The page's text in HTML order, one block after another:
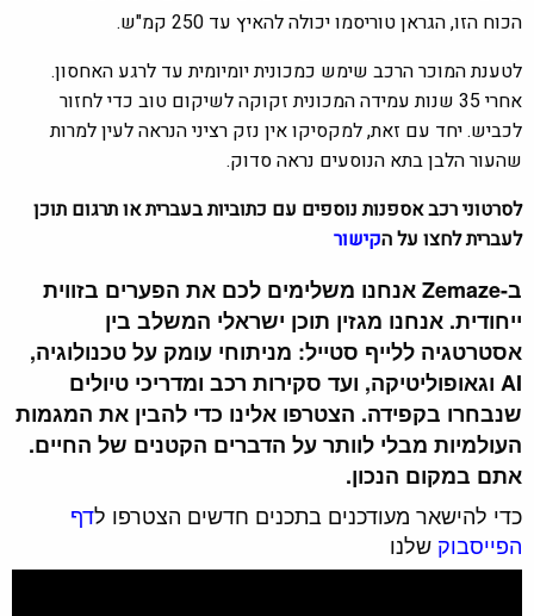
הכוח הזו, הגראן טוריסמו יכולה להאיץ עד 250 קמ"ש.
לטענת המוכר הרכב שימש כמכונית יומיומית עד לרגע האחסון.
אחרי 35 שנות עמידה המכונית זקוקה לשיקום טוב כדי לחזור
לכביש. יחד עם זאת, למקסיקו אין נזק רציני הנראה לעין למרות
שהעור הלבן בתא הנוסעים נראה סדוק.
לסרטוני רכב אספנות נוספים עם כתוביות בעברית או תרגום תוכן
לעברית לחצו על הקישור
ב-Zemaze אנחנו משלימים לכם את הפערים בזווית
ייחודית. אנחנו מגזין תוכן ישראלי המשלב בין
אסטרטגיה ללייף סטייל: מניתוחי עומק על טכנולוגיה,
AI וגאופוליטיקה, ועד סקירות רכב ומדריכי טיולים
שנבחרו בקפידה. הצטרפו אלינו כדי להבין את המגמות
העולמיות מבלי לוותר על הדברים הקטנים של החיים.
אתם במקום הנכון.
כדי להישאר מעודכנים בתכנים חדשים הצטרפו לדף
הפייסבוק שלנו